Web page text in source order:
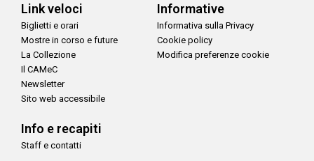
Link veloci
Biglietti e orari
Mostre in corso e future
La Collezione
Il CAMeC
Newsletter
Sito web accessibile
Informative
Informativa sulla Privacy
Cookie policy
Modifica preferenze cookie
Info e recapiti
Staff e contatti